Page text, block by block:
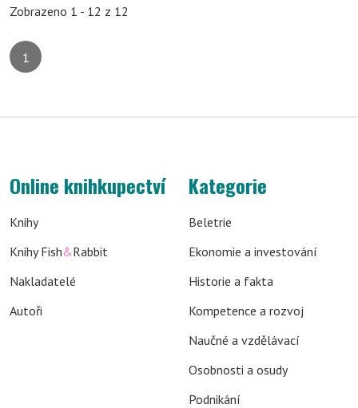
Zobrazeno 1 - 12 z 12
1
Online knihkupectví
Knihy
Knihy Fish&Rabbit
Nakladatelé
Autoři
Kategorie
Beletrie
Ekonomie a investování
Historie a fakta
Kompetence a rozvoj
Naučné a vzdělávací
Osobnosti a osudy
Podnikání